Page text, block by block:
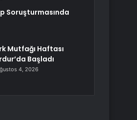
Soruşturmasında
Mutfağı Haftası
Başladı
4, 2026